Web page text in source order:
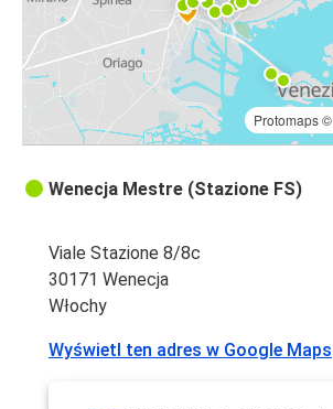
Protomaps©
Wenecja Mestre (Stazione FS)
Viale Stazione 8/8c
30171 Wenecja
Włochy
Wyświetl ten adres w Google Maps